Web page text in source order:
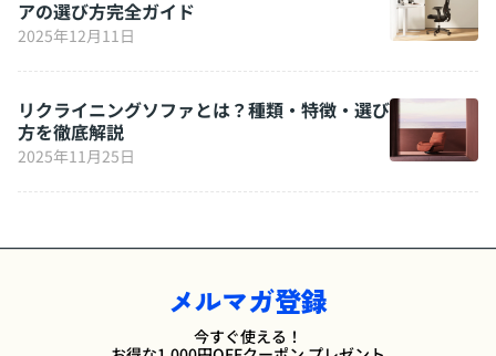
アの選び方完全ガイド
2025年12月11日
リクライニングソファとは？種類・特徴・選び
方を徹底解説
2025年11月25日
メルマガ登録
今すぐ使える！